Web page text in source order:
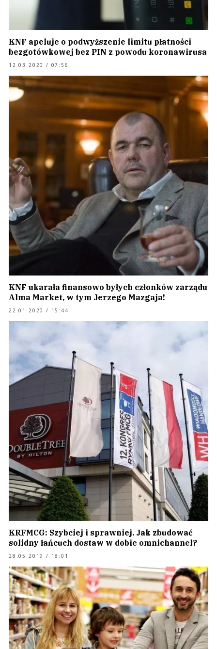
KNF apeluje o podwyższenie limitu płatności
bezgotówkowej bez PIN z powodu koronawirusa
12.03.2020 / 07:56
KNF ukarała finansowo byłych członków zarządu
Alma Market, w tym Jerzego Mazgaja!
22.01.2020 / 15:44
KRFMCG: Szybciej i sprawniej. Jak zbudować
solidny łańcuch dostaw w dobie omnichannel?
28.05.2019 / 18:01